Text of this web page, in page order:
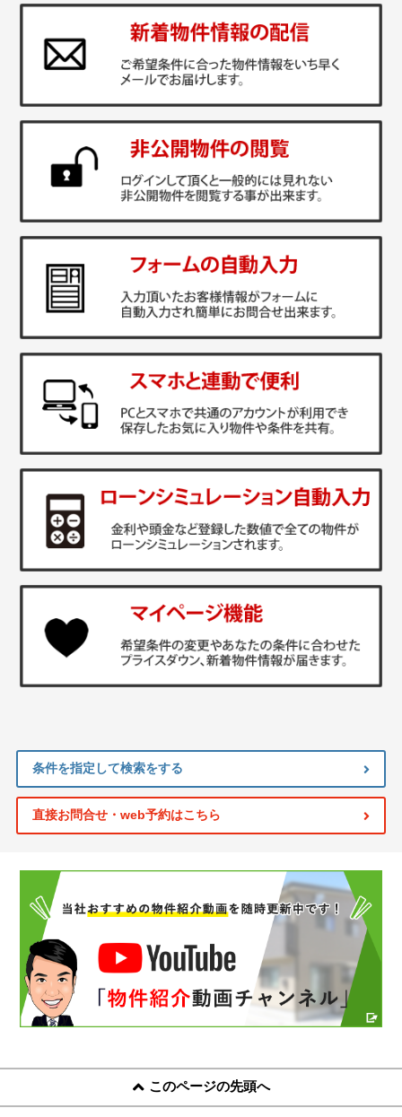
条件を指定して検索をする
直接お問合せ・web予約はこちら
このページの先頭へ